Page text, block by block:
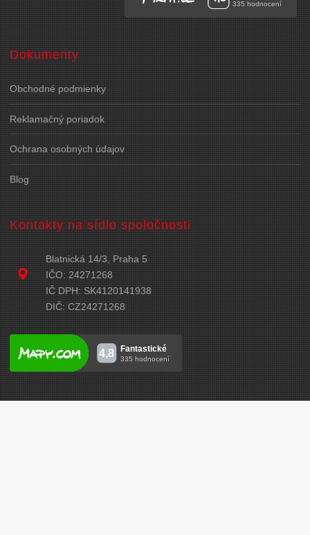
Dokumenty
Obchodné podmienky
Reklamačný poriadok
Ochrana osobných údajov
Blog
Kontakty na sídlo spoločnosti
Blatnická 14/3, Praha 5
IČO: 24271268
IČ DPH: SK4120141938
DIČ: CZ24271268